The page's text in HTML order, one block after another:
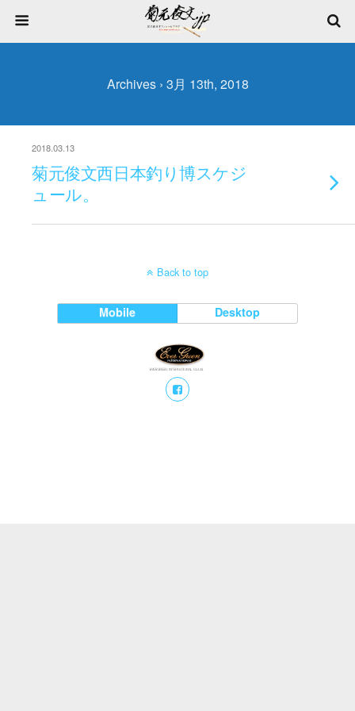
Archives › 3月 13th, 2018
2018.03.13
菊元俊文西日本釣り博スケジ
ュール。
Back to top
Mobile Desktop